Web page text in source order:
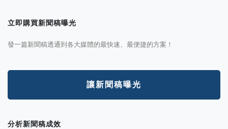
立即購買新聞稿曝光
發一篇新聞稿透通到各大媒體的最快速、最便捷的方案！
讓新聞稿曝光
分析新聞稿成效